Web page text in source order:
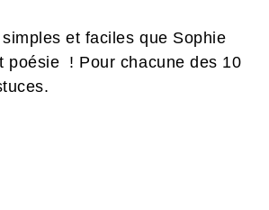
et faciles que Sophie
poésie ! Pour chacune des 10